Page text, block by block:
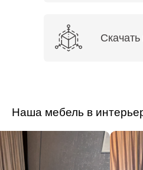
Наша мебель в